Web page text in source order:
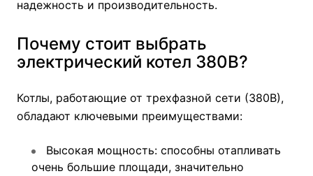
надежность и производительность.
Почему стоит выбрать
электрический котел 380В?
Котлы, работающие от трехфазной сети (380В),
обладают ключевыми преимуществами:
Высокая мощность: способны отапливать
очень большие площади, значительно